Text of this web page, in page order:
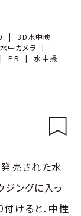
|
3D水中映
水中カメラ
|
| PR |
水中撮
売された水
ジングに入っ
付けると、 中性